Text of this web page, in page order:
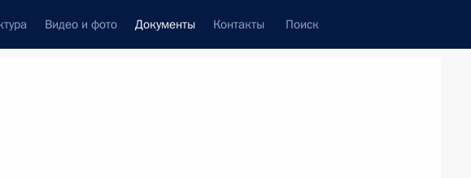
Видео и фото Документы Контакты Поиск